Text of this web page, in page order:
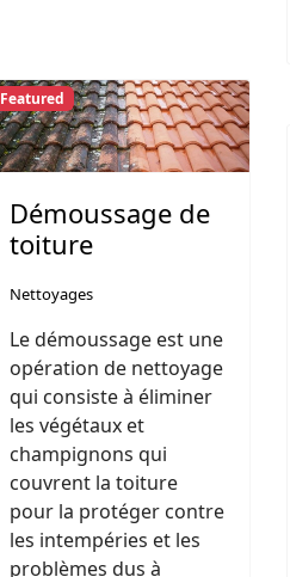
Featured
Démoussage de
toiture
Nettoyages
Le démoussage est une
opération de nettoyage
qui consiste à éliminer
les végétaux et
champignons qui
couvrent la toiture
pour la protéger contre
les intempéries et les
problèmes dus à